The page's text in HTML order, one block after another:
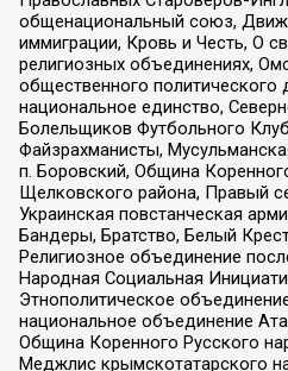
общенациональный союз,
иммиграции, Кровь и Честь, О
религиозных объединениях,
общественного политического
национальное единство,
Болельщиков Футбольного
Файзрахманисты,
п. Боровский, Община
Щелковского района, Правый
Украинская повстанческая
Бандеры, Братство, Белый
Религиозное объединение
Народная Социальная
Этнополитическое
национальное объединение
Община Коренного Русского
Меджлис крымскотатарского